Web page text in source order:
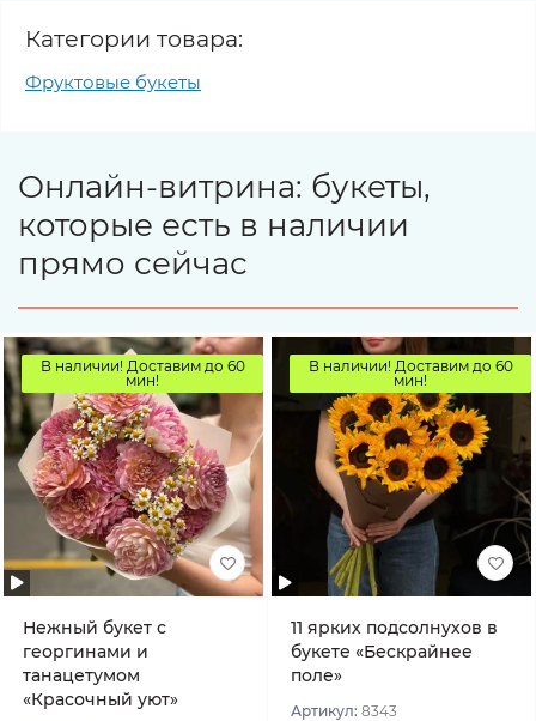
Категории товара:
Фруктовые букеты
Онлайн-витрина: букеты,
которые есть в наличии
прямо сейчас
В наличии! Доставим до 60
мин!
Нежный букет с
георгинами и
танацетумом
«Красочный уют»
В наличии! Доставим до 60
мин!
11 ярких подсолнухов в
букете «Бескрайнее
поле»
Артикул: 8343